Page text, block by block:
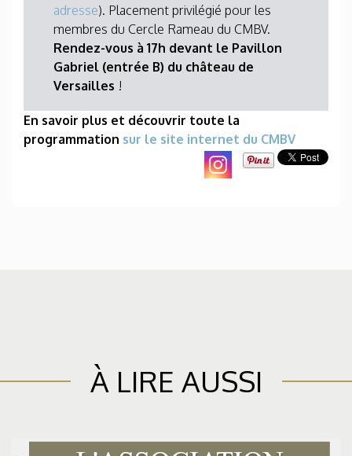
adresse). Placement privilégié pour les
membres du Cercle Rameau du CMBV.
Rendez-vous à 17h devant le Pavillon
Gabriel (entrée B) du château de
Versailles !
En savoir plus et découvrir toute la
programmation sur le site internet du CMBV
À LIRE AUSSI